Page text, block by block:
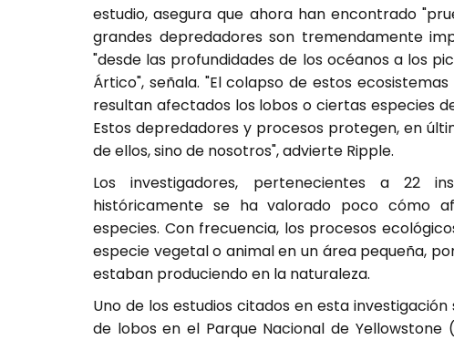
estudio, asegura que ahora han encontrado
grandes depredadores son tremendamente
"desde las profundidades de los océanos a los
Ártico", señala. "El colapso de estos
resultan afectados los lobos o ciertas especies
Estos depredadores y procesos protegen, en
de ellos, sino de nosotros", advierte Ripple.
Los investigadores, pertenecientes a 22
históricamente se ha valorado poco cómo
especies. Con frecuencia, los procesos
especie vegetal o animal en un área pequeña,
estaban produciendo en la naturaleza.
Uno de los estudios citados en esta
de lobos en el Parque Nacional de Yellowstone